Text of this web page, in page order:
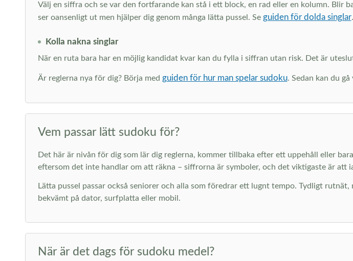
Välj en siffra och se var den fortfarande kan stå i ett block, en rad eller en kolumn. Blir
ser oansenligt ut men hjälper dig genom många lätta pussel. Se guiden för dolda singlar.
Kolla nakna singlar
När en ruta bara har en möjlig kandidat kvar kan du fylla i siffran utan risk. Det är
Är reglerna nya för dig? Börja med guiden för hur man spelar sudoku. Sedan kan du gå
Vem passar lätt sudoku för?
Det här är nivån för dig som lär dig reglerna, kommer tillbaka efter ett uppehåll eller
eftersom det inte handlar om att räkna – siffrorna är symboler, och det viktigaste är att
Lätta pussel passar också seniorer och alla som föredrar ett lugnt tempo. Tydligt
bekvämt på dator, surfplatta eller mobil.
När är det dags för sudoku medel?